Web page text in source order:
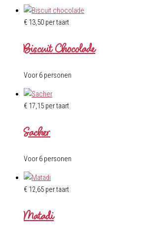
€ 13,50 per taart
Biscuit Chocolade
Voor 6 personen
€ 17,15 per taart
Sacher
Voor 6 personen
€ 12,65 per taart
Matadi